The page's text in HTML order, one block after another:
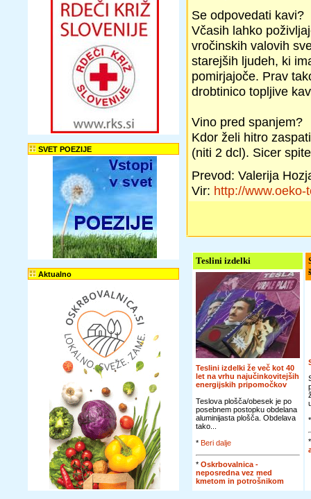
SVET POEZIJE
Aktualno
Se odpovedati kavi?
Včasih lahko
vročinskih valovih
starejših ljudeh, ki
pomirjajoče. Prav
drobtinico topljive
Vino pred spanjem?
Kdor želi hitro
(niti 2 dcl). Sicer
Prevod: Valerija
Vir: http://www.oeko-
Teslini izdelki
Teslini izdelki že več kot 40
let na vrhu najučinkovitejših
energijskih pripomočkov
Teslova plošča/obesek je po
posebnem postopku obdelana
aluminijasta plošča. Obdelava
tako...
* Beri dalje
* Oskrbovalnica -
neposredna vez med
kmetom in potrošnikom